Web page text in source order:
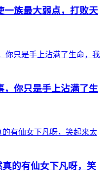
一族最大弱点，打败天
，你只是手上沾满了生
的有仙女下凡呀，笑